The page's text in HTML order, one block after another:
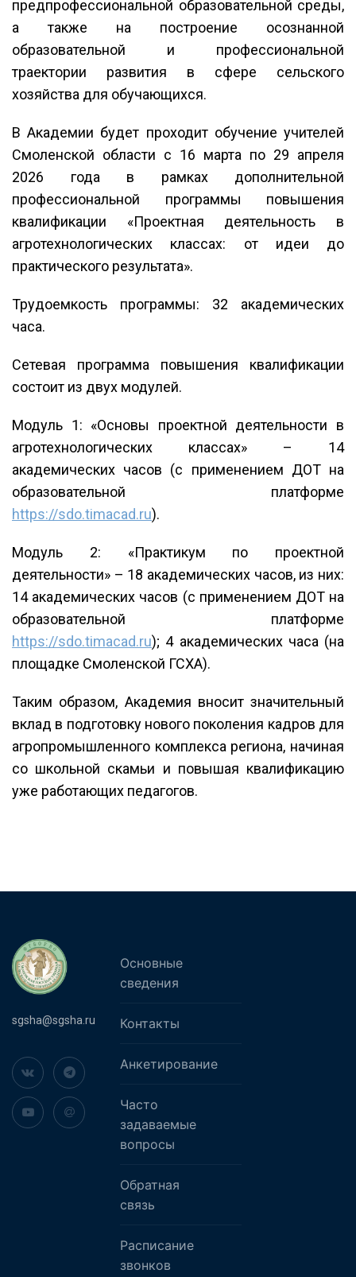
предпрофессиональной образовательной среды,
а также на построение осознанной
образовательной и профессиональной
траектории развития в сфере сельского
хозяйства для обучающихся.
В Академии будет проходит обучение учителей
Смоленской области с 16 марта по 29 апреля
2026 года в рамках дополнительной
профессиональной программы повышения
квалификации «Проектная деятельность в
агротехнологических классах: от идеи до
практического результата».
Трудоемкость программы: 32 академических
часа.
Сетевая программа повышения квалификации
состоит из двух модулей.
Модуль 1: «Основы проектной деятельности в
агротехнологических классах» – 14
академических часов (с применением ДОТ на
образовательной платформе
https://sdo.timacad.ru).
Модуль 2: «Практикум по проектной
деятельности» – 18 академических часов, из них:
14 академических часов (с применением ДОТ на
образовательной платформе
https://sdo.timacad.ru); 4 академических часа (на
площадке Смоленской ГСХА).
Таким образом, Академия вносит значительный
вклад в подготовку нового поколения кадров для
агропромышленного комплекса региона, начиная
со школьной скамьи и повышая квалификацию
уже работающих педагогов.
sgsha@sgsha.ru
Основные
сведения
Контакты
Анкетирование
Часто
задаваемые
вопросы
Обратная
связь
Расписание
звонков